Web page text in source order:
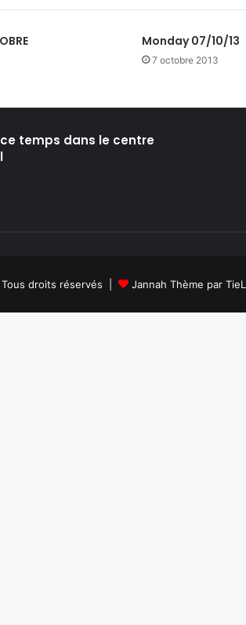
Monday 07/10/13
7 octobre 2013
temps dans le centre
droits réservés | Jannah Thème par